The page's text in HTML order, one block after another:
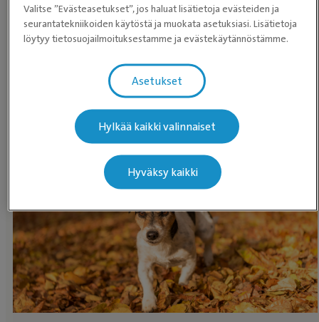
Tutustu Evidensia Kaupan
valikoimaan!
Evidensia Kauppa
Valitse ”Evästeasetukset”, jos haluat lisätietoja evästeiden ja
seurantatekniikoiden käytöstä ja muokata asetuksiasi. Lisätietoja
löytyy tietosuojailmoituksestamme ja evästekäytännöstämme.
Asetukset
Hylkää kaikki valinnaiset
Hyväksy kaikki